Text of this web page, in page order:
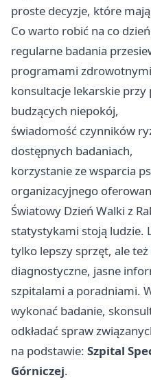
proste decyzje, które
Co warto robić na co
regularne badania
programami
konsultacje lekarskie
budzących niepokój,
świadomość czynników
dostępnych badaniach,
korzystanie ze wsparcia
organizacyjnego
Światowy Dzień Walki z
statystykami stoją ludzie.
tylko lepszy sprzęt, ale
diagnostyczne, jasne
szpitalami a poradniami.
wykonać badanie,
odkładać spraw
na podstawie: Szpital
Górniczej.